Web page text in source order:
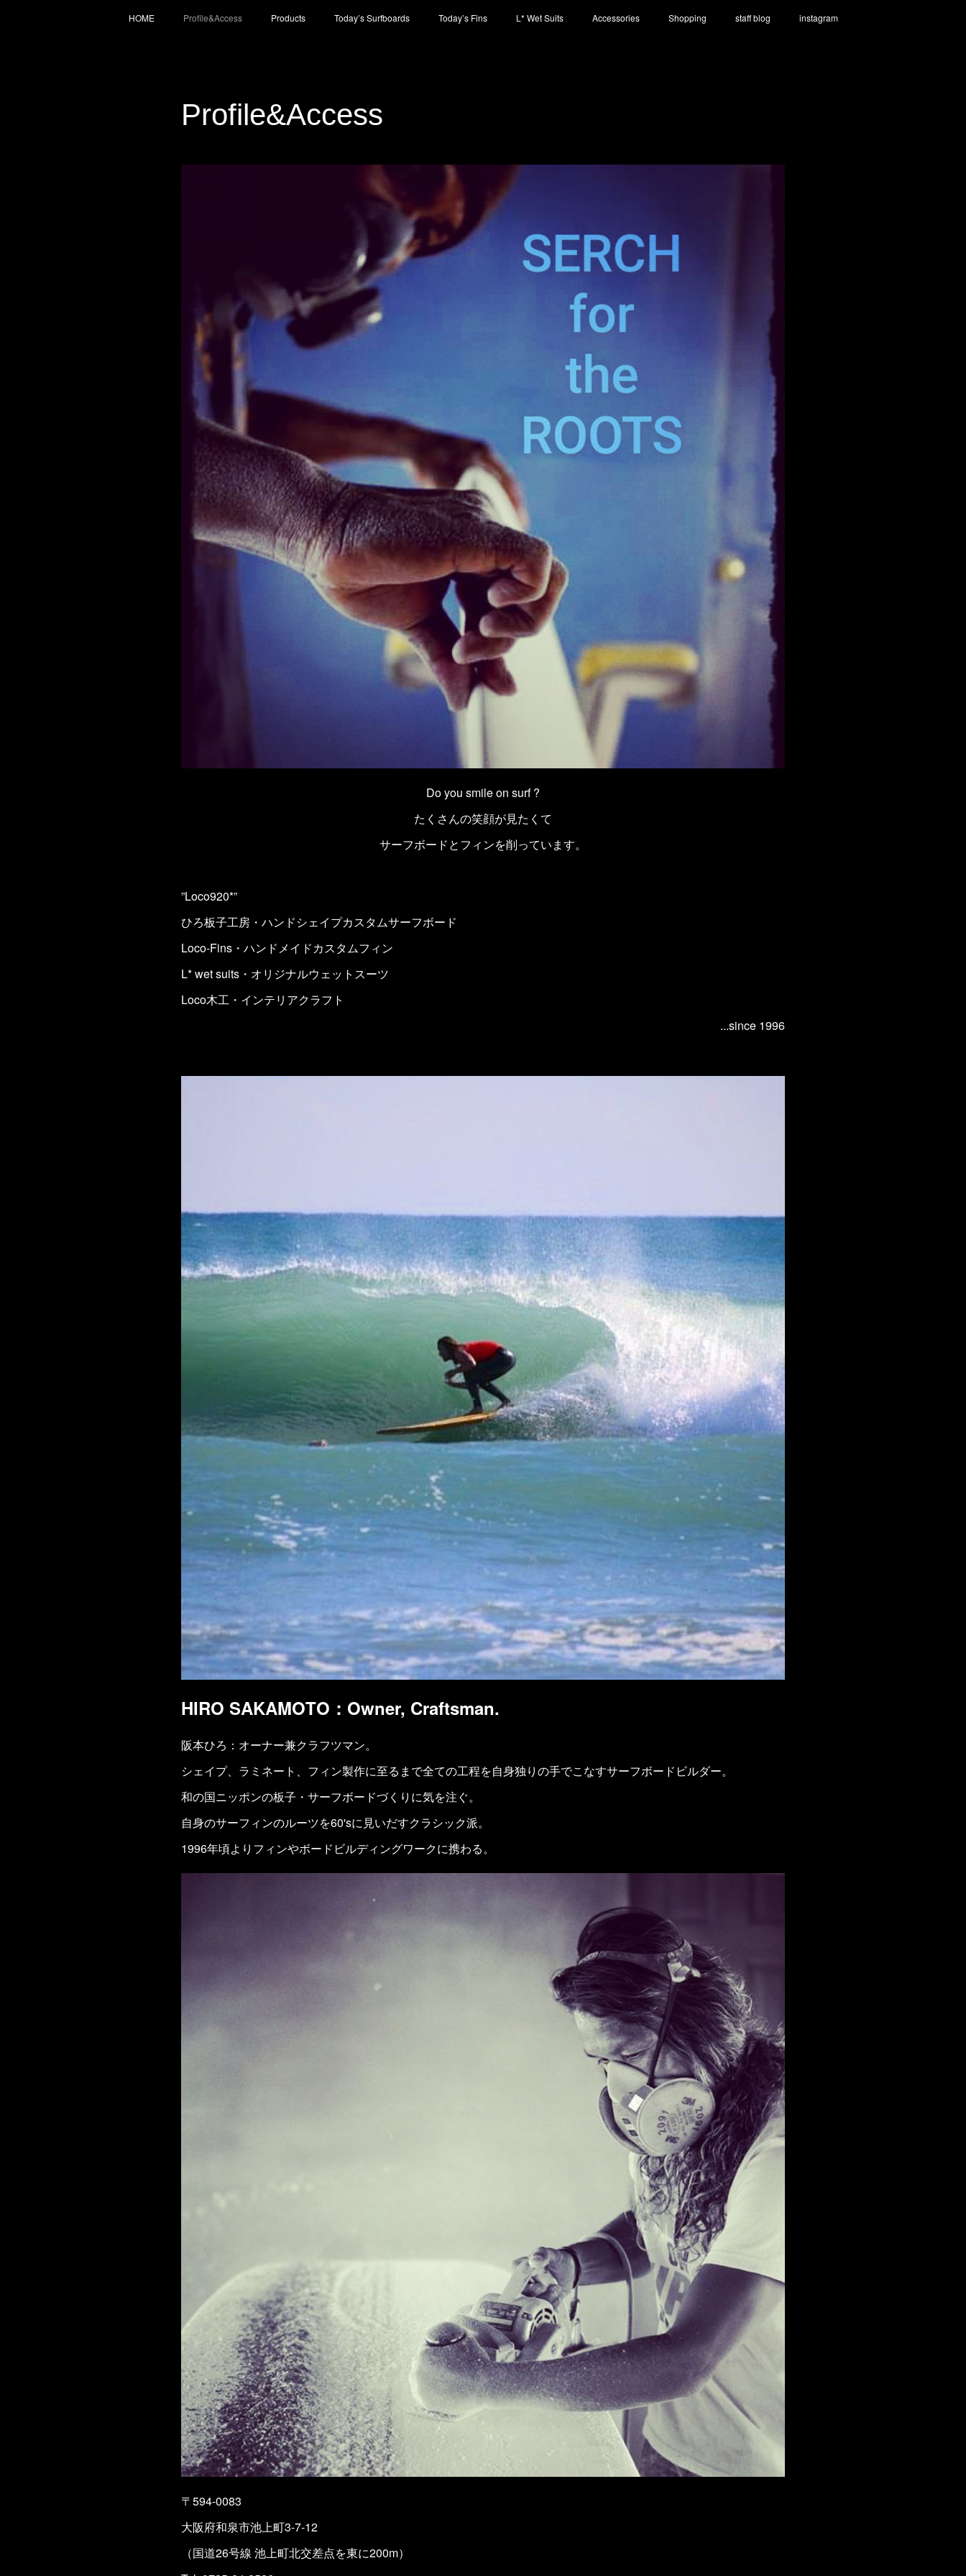
HOME Profile&Access Products Today’s Surfboards Today’s Fins L* Wet Suits Accessories Shopping staff blog instagram
Profile&Access
Do you smile on surf ?
たくさんの笑顔が見たくて
サーフボードとフィンを削っています。
”Loco920*”
ひろ板子工房・ハンドシェイプカスタムサーフボード
Loco-Fins・ハンドメイドカスタムフィン
L* wet suits・オリジナルウェットスーツ
Loco木工・インテリアクラフト
...since 1996
HIRO SAKAMOTO：Owner, Craftsman.
阪本ひろ：オーナー兼クラフツマン。
シェイプ、ラミネート、フィン製作に至るまで全ての工程を自身独りの手でこなすサーフボードビルダー。
和の国ニッポンの板子・サーフボードづくりに気を注ぐ。
自身のサーフィンのルーツを60'sに見いだすクラシック派。
1996年頃よりフィンやボードビルディングワークに携わる。
〒594-0083
大阪府和泉市池上町3-7-12
（国道26号線 池上町北交差点を東に200m）